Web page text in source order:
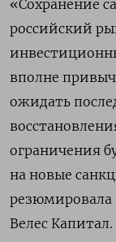
«Сохранение
российский
вполне
ожидать
ограничения
на новые
резюмировала
Велес Капитал.